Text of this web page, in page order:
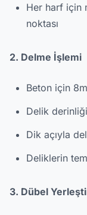
Her harf için
noktası
2. Delme İşlemi
Beton için
Delik
Dik açıyla
Deliklerin
3. Dübel